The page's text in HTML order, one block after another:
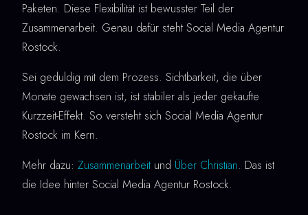
Paketen. Diese Flexibilität ist bewusster Teil der
Zusammenarbeit. Genau dafür steht Social Media Agentur
Rostock.
Sei geduldig mit dem Prozess. Sichtbarkeit, die über
Monate gewachsen ist, ist stabiler als jeder gekaufte
Kurzzeit-Effekt. So versteht sich Social Media Agentur
Rostock im Kern.
Mehr dazu: Zusammenarbeit und Über Christian. Das ist
die Idee hinter Social Media Agentur Rostock.